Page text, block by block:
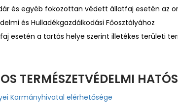
és egyéb fokozottan védett állatfaj esetén az
és Hulladékgazdálkodási Főosztályához
esetén a tartás helye szerint illetékes területi
TERMÉSZETVÉDELMI
Kormányhivatal elérhetősége